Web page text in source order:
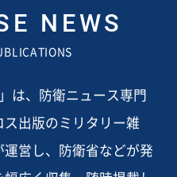
NEWS
は、防衛ニュース専門
出版のミリタリー雑
営し、防衛省などが発